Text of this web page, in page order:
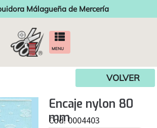
Málagueña de Mercería
MENU
VOLVER
Encaje nylon 80
mm
Cod. 0004403